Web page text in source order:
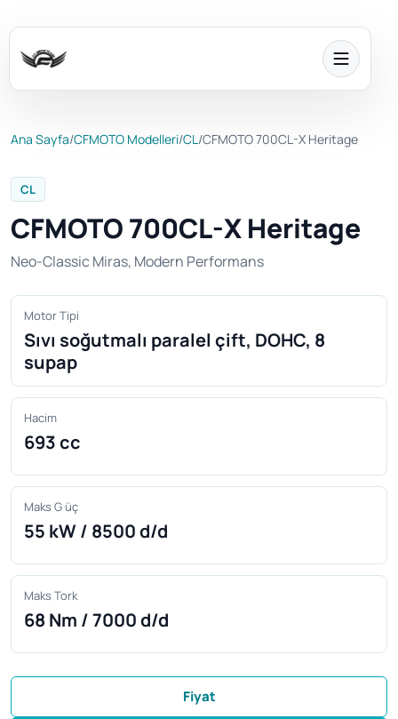
Ana Sayfa/CFMOTO Modelleri/CL/CFMOTO 700CL-X Heritage
CL
CFMOTO 700CL-X Heritage
Neo-Classic Miras, Modern Performans
Motor Tipi
Sıvı soğutmalı paralel çift, DOHC, 8
supap
Hacim
693 cc
Maks G üç
55 kW / 8500 d/d
Maks Tork
68 Nm / 7000 d/d
Fiyat